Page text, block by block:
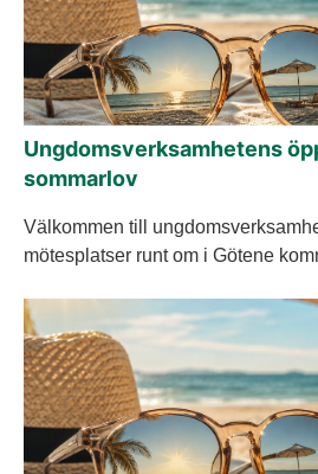
Ungdomsverksamhetens
sommarlov
Välkommen till
mötesplatser runt om i Götene